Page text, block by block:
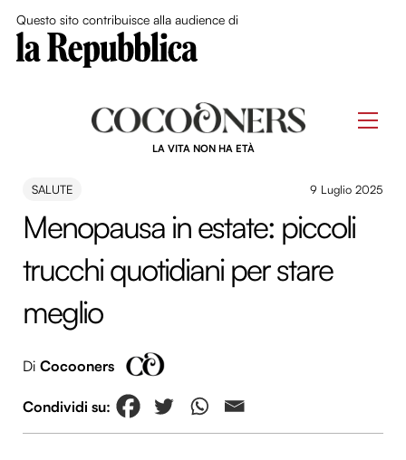
Questo sito contribuisce alla audience di
LA VITA NON HA ETÀ
SALUTE 9 Luglio 2025
Menopausa in estate: piccoli
trucchi quotidiani per stare
meglio
Di Cocooners